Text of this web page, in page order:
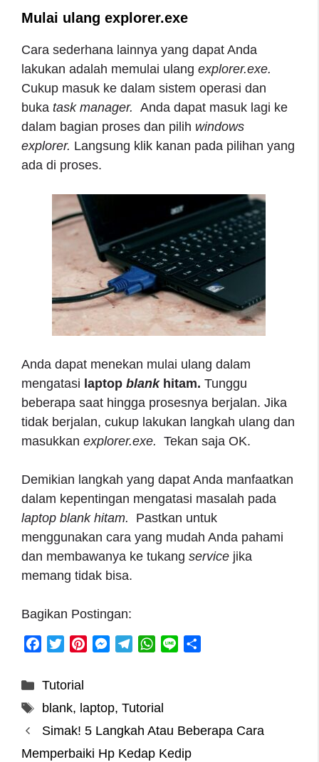
Mulai ulang explorer.exe
Cara sederhana lainnya yang dapat Anda
lakukan adalah memulai ulang explorer.exe.
Cukup masuk ke dalam sistem operasi dan
buka task manager. Anda dapat masuk lagi ke
dalam bagian proses dan pilih windows
explorer. Langsung klik kanan pada pilihan yang
ada di proses.
Anda dapat menekan mulai ulang dalam
mengatasi laptop blank hitam. Tunggu
beberapa saat hingga prosesnya berjalan. Jika
tidak berjalan, cukup lakukan langkah ulang dan
masukkan explorer.exe. Tekan saja OK.
Demikian langkah yang dapat Anda manfaatkan
dalam kepentingan mengatasi masalah pada
laptop blank hitam. Pastkan untuk
menggunakan cara yang mudah Anda pahami
dan membawanya ke tukang service jika
memang tidak bisa.
Bagikan Postingan:
b
o
t
e
e
r
e
M
e
n
g
r
W
s
A
Categories
Tutorial
Tags
blank, laptop, Tutorial
Simak! 5 Langkah Atau Beberapa Cara
Memperbaiki Hp Kedap Kedip